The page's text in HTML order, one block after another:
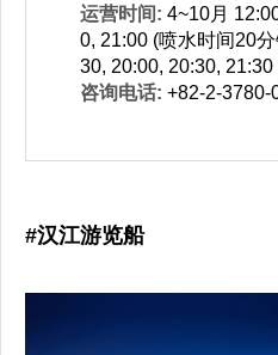
运营时间: 4~10月
0, 21:00 (喷水时间20
30, 20:00, 20:30,
咨询电话: +82-2-3780-
#汉江游览船